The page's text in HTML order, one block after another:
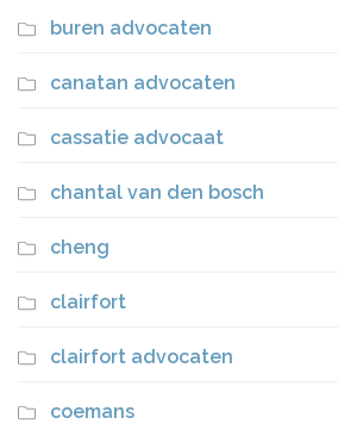
buren advocaten
canatan advocaten
cassatie advocaat
chantal van den bosch
cheng
clairfort
clairfort advocaten
coemans